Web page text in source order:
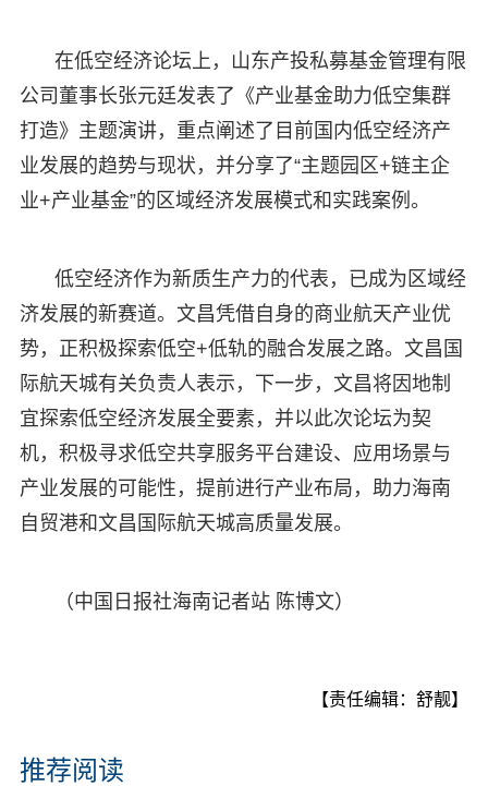
在低空经济论坛上，山东产投私募基金管理有限
公司董事长张元廷发表了《产业基金助力低空集群
打造》主题演讲，重点阐述了目前国内低空经济产
业发展的趋势与现状，并分享了“主题园区+链主企
业+产业基金”的区域经济发展模式和实践案例。
低空经济作为新质生产力的代表，已成为区域经
济发展的新赛道。文昌凭借自身的商业航天产业优
势，正积极探索低空+低轨的融合发展之路。文昌国
际航天城有关负责人表示，下一步，文昌将因地制
宜探索低空经济发展全要素，并以此次论坛为契
机，积极寻求低空共享服务平台建设、应用场景与
产业发展的可能性，提前进行产业布局，助力海南
自贸港和文昌国际航天城高质量发展。
（中国日报社海南记者站 陈博文）
【责任编辑：舒靓】
推荐阅读